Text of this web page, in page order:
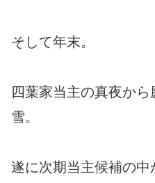
そして年末。
四葉家当主の真夜か
雪。
遂に次期当主候補の